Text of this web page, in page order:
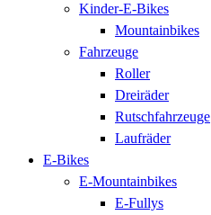
Kinder-E-Bikes
Mountainbikes
Fahrzeuge
Roller
Dreiräder
Rutschfahrzeuge
Laufräder
E-Bikes
E-Mountainbikes
E-Fullys